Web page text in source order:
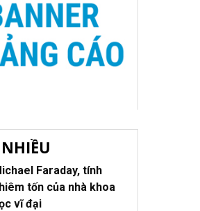
Faraday, tính
tốn của nhà khoa
vĩ đại